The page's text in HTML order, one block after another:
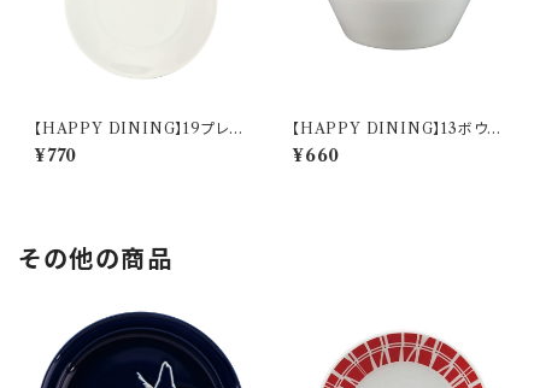
【HAPPY DINING】19プレー
ト(ホワイト)【YMK120】 YMK
121-330
¥770
【HAPPY DINING】13ボウル
(ホワイト)【YMK120】 YMK12
1-358
¥660
その他の商品